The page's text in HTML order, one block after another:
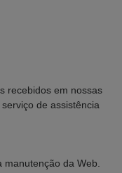
recebidos em nossas
de assistência
da Web.